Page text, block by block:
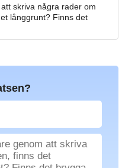
skriva några rader om
långgrunt? Finns det